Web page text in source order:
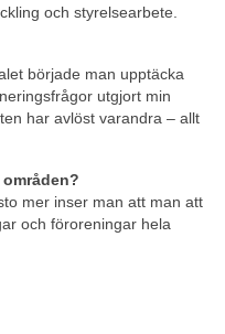
och styrelsearbete.
började man upptäcka
utgjort min
har avlöst varandra – allt
mer inser man att man att
och föroreningar hela